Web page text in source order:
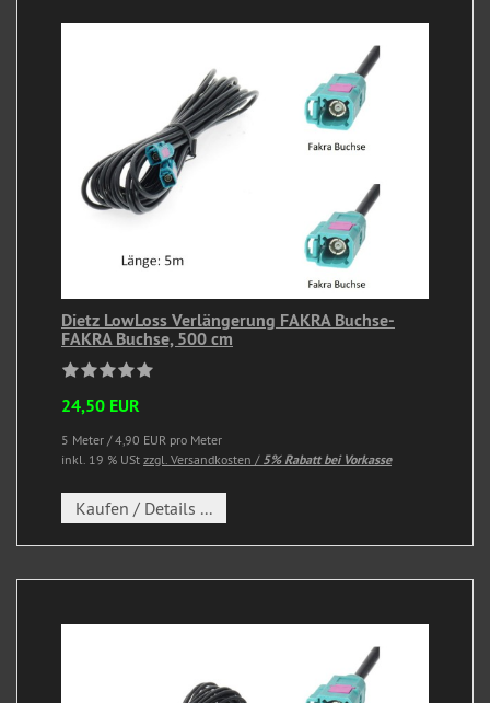
Dietz LowLoss Verlängerung FAKRA Buchse-
FAKRA Buchse, 500 cm
24,50 EUR
5 Meter / 4,90 EUR pro Meter
inkl. 19 % USt zzgl. Versandkosten / 5% Rabatt bei Vorkasse
Kaufen / Details ...